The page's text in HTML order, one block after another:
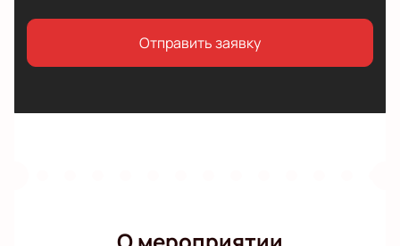
Отправить заявку